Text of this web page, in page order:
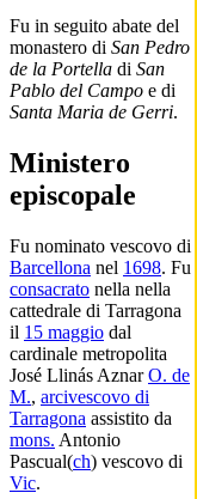
Fu in seguito abate del
monastero di San Pedro
de la Portella di San
Pablo del Campo e di
Santa Maria de Gerri.
Ministero
episcopale
Fu nominato vescovo di
Barcellona nel 1698. Fu
consacrato nella nella
cattedrale di Tarragona
il 15 maggio dal
cardinale metropolita
José Llinás AznarO. de
M., arcivescovo di
Tarragona assistito da
mons. Antonio
Pascual(ch) vescovo di
Vic.